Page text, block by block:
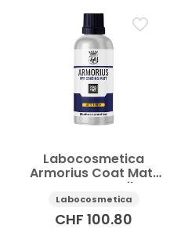
Labocosmetica
Armorius Coat Matt
Nano-Keramik-
Versiegelung Auto
matt 50 ml
Labocosmetica
CHF 100.80